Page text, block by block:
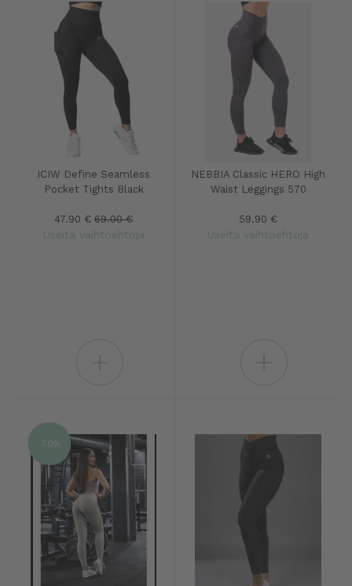
ICIW Define Seamless
Pocket Tights Black
47.90 € 69.00 €
Useita vaihtoehtoja
NEBBIA Classic HERO High
Waist Leggings 570
59.90 €
Useita vaihtoehtoja
-70%